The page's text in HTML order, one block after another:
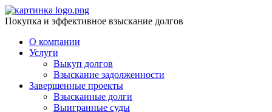
Покупка и эффективное взыскание долгов
О компании
Услуги
Выкуп долгов
Взыскание задолженности
Завершенные проекты
Взысканные долги
Выигранные суды